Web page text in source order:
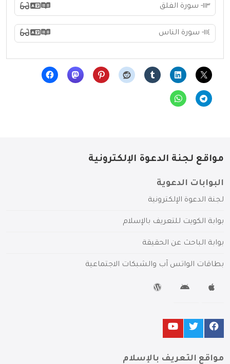
١١٣- سورة الفلق
١١٤- سورة الناس
مواقع لجنة الدعوة الإلكترونية
البوابات الدعوية
لجنة الدعوة الإلكترونية
بوابة الكويت للتعريف بالإسلام
بوابة الباحث عن الحقيقة
بطاقات الواتس آب والشبكات الاجتماعية
مواقع التعريف بالإسلام